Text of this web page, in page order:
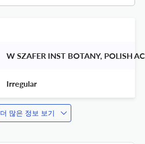
W SZAFER INST BOTANY, POLISH
Irregular
더 많은 정보 보기